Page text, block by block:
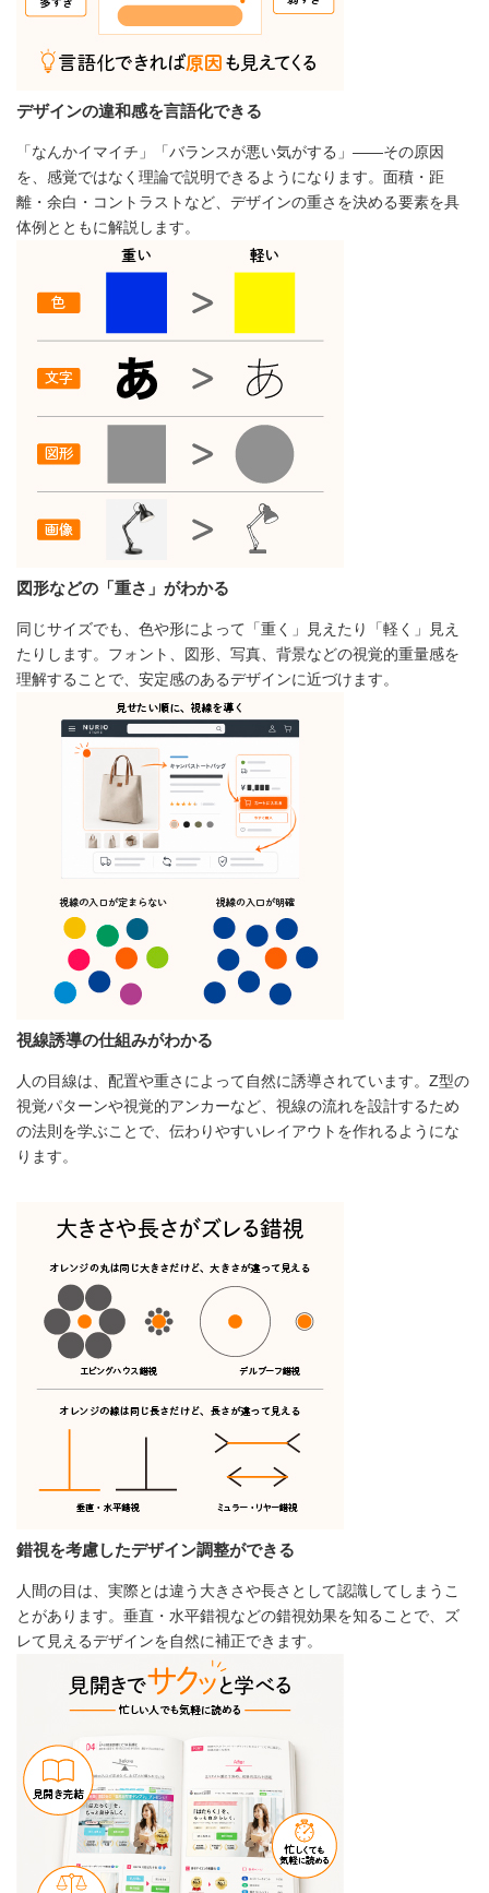
デザインの違和感を言語化できる
「なんかイマイチ」「バランスが悪い気がする」――その原因
を、感覚ではなく理論で説明できるようになります。面積・距
離・余白・コントラストなど、デザインの重さを決める要素を具
体例とともに解説します。
図形などの「重さ」がわかる
同じサイズでも、色や形によって「重く」見えたり「軽く」見え
たりします。フォント、図形、写真、背景などの視覚的重量感を
理解することで、安定感のあるデザインに近づけます。
視線誘導の仕組みがわかる
人の目線は、配置や重さによって自然に誘導されています。Z型の
視覚パターンや視覚的アンカーなど、視線の流れを設計するため
の法則を学ぶことで、伝わりやすいレイアウトを作れるようにな
ります。
錯視を考慮したデザイン調整ができる
人間の目は、実際とは違う大きさや長さとして認識してしまうこ
とがあります。垂直・水平錯視などの錯視効果を知ることで、ズ
レて見えるデザインを自然に補正できます。